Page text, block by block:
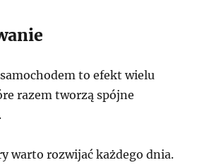
to efekt wielu
razem tworzą spójne
warto rozwijać każdego dnia.